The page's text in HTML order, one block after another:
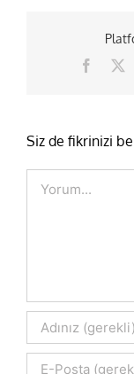
Siz de fikrinizi